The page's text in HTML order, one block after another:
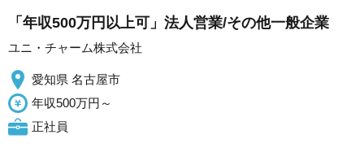
「年収500万円以上可」法人営業/その他一般企業
ユニ・チャーム株式会社
愛知県 名古屋市
年収500万円～
正社員